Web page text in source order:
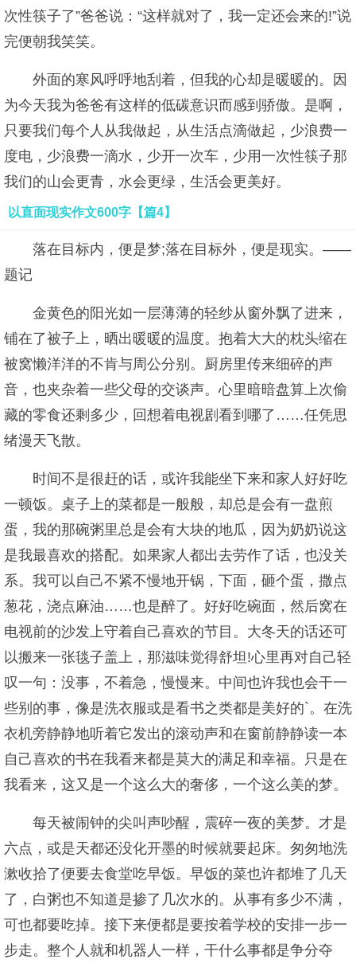
次性筷子了”爸爸说：“这样就对了，我一定还会来的!”说
完便朝我笑笑。
外面的寒风呼呼地刮着，但我的心却是暖暖的。因
为今天我为爸爸有这样的低碳意识而感到骄傲。是啊，
只要我们每个人从我做起，从生活点滴做起，少浪费一
度电，少浪费一滴水，少开一次车，少用一次性筷子那
我们的山会更青，水会更绿，生活会更美好。
以直面现实作文600字【篇4】
落在目标内，便是梦;落在目标外，便是现实。——
题记
金黄色的阳光如一层薄薄的轻纱从窗外飘了进来，
铺在了被子上，晒出暖暖的温度。抱着大大的枕头缩在
被窝懒洋洋的不肯与周公分别。厨房里传来细碎的声
音，也夹杂着一些父母的交谈声。心里暗暗盘算上次偷
藏的零食还剩多少，回想着电视剧看到哪了……任凭思
绪漫天飞散。
时间不是很赶的话，或许我能坐下来和家人好好吃
一顿饭。桌子上的菜都是一般般，却总是会有一盘煎
蛋，我的那碗粥里总是会有大块的地瓜，因为奶奶说这
是我最喜欢的搭配。如果家人都出去劳作了话，也没关
系。我可以自己不紧不慢地开锅，下面，砸个蛋，撒点
葱花，浇点麻油……也是醉了。好好吃碗面，然后窝在
电视前的沙发上守着自己喜欢的节目。大冬天的话还可
以搬来一张毯子盖上，那滋味觉得舒坦!心里再对自己轻
叹一句：没事，不着急，慢慢来。中间也许我也会干一
些别的事，像是洗衣服或是看书之类都是美好的`。在洗
衣机旁静静地听着它发出的滚动声和在窗前静静读一本
自己喜欢的书在我看来都是莫大的满足和幸福。只是在
我看来，这又是一个这么大的奢侈，一个这么美的梦。
每天被闹钟的尖叫声吵醒，震碎一夜的美梦。才是
六点，或是天都还没化开墨的时候就要起床。匆匆地洗
漱收拾了便要去食堂吃早饭。早饭的菜也许都堆了几天
了，白粥也不知道是掺了几次水的。从事有多少不满，
可也都要吃掉。接下来便都是要按着学校的安排一步一
步走。整个人就和机器人一样，干什么事都是争分夺